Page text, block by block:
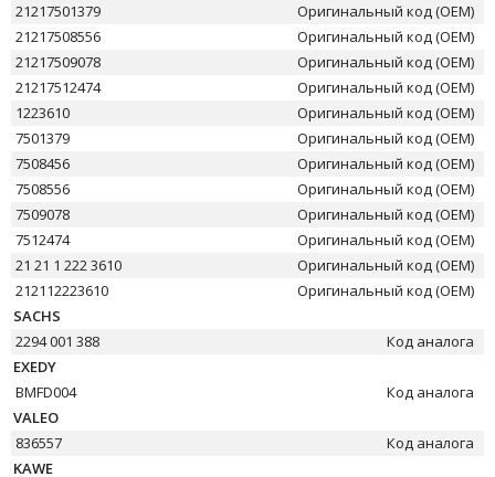
21217501379
Оригинальный код (OEM)
21217508556
Оригинальный код (OEM)
21217509078
Оригинальный код (OEM)
21217512474
Оригинальный код (OEM)
1223610
Оригинальный код (OEM)
7501379
Оригинальный код (OEM)
7508456
Оригинальный код (OEM)
7508556
Оригинальный код (OEM)
7509078
Оригинальный код (OEM)
7512474
Оригинальный код (OEM)
21 21 1 222 3610
Оригинальный код (OEM)
212112223610
Оригинальный код (OEM)
SACHS
2294 001 388
Код аналога
EXEDY
BMFD004
Код аналога
VALEO
836557
Код аналога
KAWE